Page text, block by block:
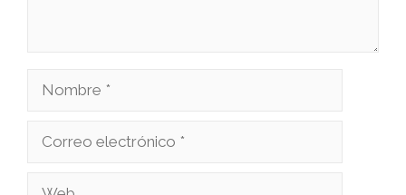
Nombre
Correo
Web